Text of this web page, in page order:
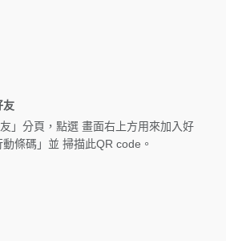
友
」分頁，點選 畫面右上方用來加入好
條碼」並 掃描此QR code。